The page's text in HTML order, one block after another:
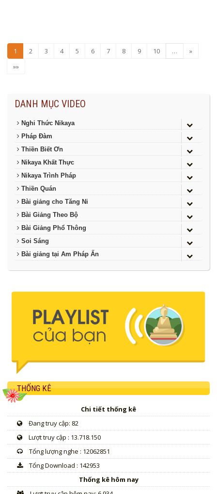
1 2 3 4 5 6 7 8 9 10 …
»
»»
DANH MỤC VIDEO
Nghi Thức Nikaya
Pháp Đàm
Thiền Biết Ơn
Nikaya Khất Thực
Nikaya Trình Pháp
Thiền Quán
Bài giảng cho Tăng Ni
Bài Giảng Theo Bộ
Bài Giảng Phổ Thông
Soi Sáng
Bài giảng tại Am Pháp Ấn
THỐNG KÊ
Chi tiết thống kê
Đang truy cập: 82
Lượt truy cập : 13.718.150
Tổng lượng nghe : 12062851
Tổng Download : 142953
Thống kê hôm nay